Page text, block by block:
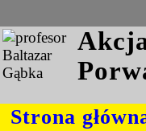
Strona